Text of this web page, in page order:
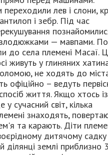
лев і слони,
і зебр. Під час
— мавпами.
до села племені Масаї.
живуть у глиняних
не ходять до
офіційно – ведуть
життя. Якщо хтось із
у сучасний світ, кілька
знаходять,
та карають. Діти
дитячому
ділянці землі приблизно